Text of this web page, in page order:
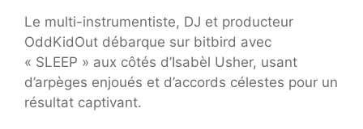
Le multi-instrumentiste, DJ et producteur
OddKidOut débarque sur bitbird avec
« SLEEP » aux côtés d’Isabèl Usher, usant
d’arpèges enjoués et d’accords célestes pour un
résultat captivant.